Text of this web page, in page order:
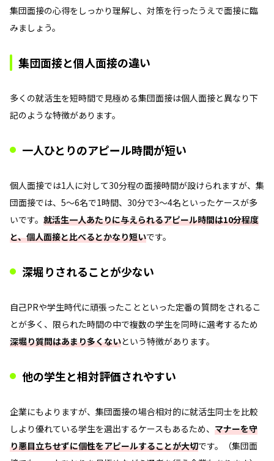
集団面接の心得をしっかり理解し、対策を行ったうえで面接に臨
みましょう。
集団面接と個人面接の違い
多くの就活生を短時間で見極める集団面接は個人面接と異なり下
記のような特徴があります。
一人ひとりのアピール時間が短い
個人面接では1人に対して30分程の面接時間が設けられますが、集
団面接では、5～6名で1時間、30分で3～4名といったケースが多
いです。 就活生一人あたりに与えられるアピール時間は10分程度
と、個人面接と比べるとかなり短いです。
深堀りされることが少ない
自己PRや学生時代に頑張ったことといった定番の質問をされるこ
とが多く、限られた時間の中で複数の学生を同時に選考するため
深堀り質問はあまり多くないという特徴があります。
他の学生と相対評価されやすい
企業にもよりますが、集団面接の場合相対的に就活生同士を比較
しより優れている学生を選出するケースもあるため、 マナーを守
り悪目立ちせずに個性をアピールすることが大切です。（集団面